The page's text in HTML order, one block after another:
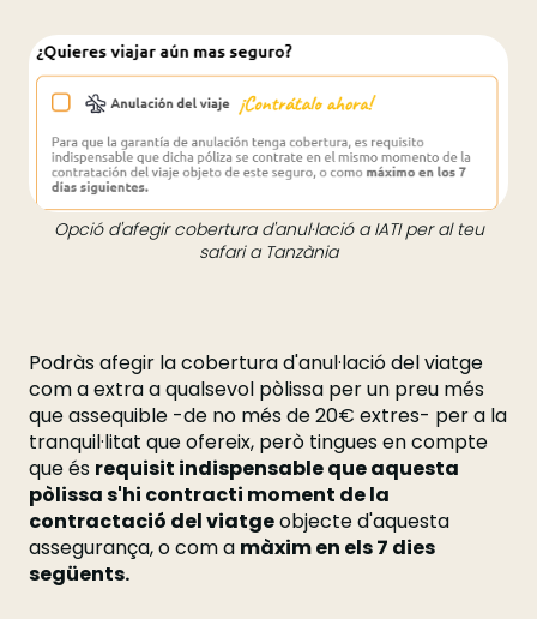
Opció d'afegir cobertura d'anul·lació a IATI per al teu
safari a Tanzània
Podràs afegir la cobertura d'anul·lació del viatge
com a extra a qualsevol pòlissa per un preu més
que assequible -de no més de 20€ extres- per a la
tranquil·litat que ofereix, però tingues en compte
que és requisit indispensable que aquesta
pòlissa s'hi contracti moment de la
contractació del viatgeobjecte d'aquesta
assegurança, o com a màxim en els 7 dies
següents.